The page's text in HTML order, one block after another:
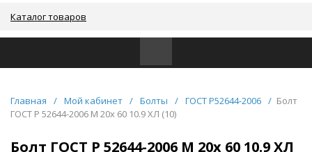
Каталог товаров
Главная / Мой кабинет / Болты / ГОСТ Р52644-2006 / Болт
ГОСТ Р 52644-2006 M 20x 60 10.9 ХЛ (10)
Болт ГОСТ Р 52644-2006 M 20x 60 10.9 ХЛ